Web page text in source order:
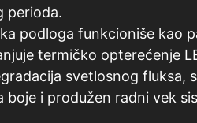
perioda.
podloga funkcioniše kao
termičko opterećenje
svetlosnog fluksa,
boje i produžen radni vek